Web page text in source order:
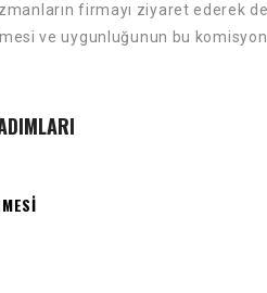
firmayı ziyaret ederek
ve uygunluğunun bu